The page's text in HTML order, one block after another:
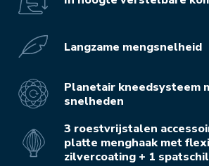
Langzame mengsnelheid
Planetair kneedsysteem
snelheden
3 roestvrijstalen
platte menghaak met
zilvercoating + 1